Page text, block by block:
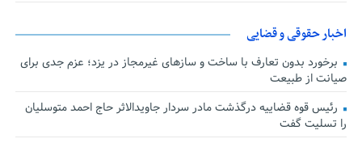
اخبار حقوقی و قضایی
برخورد بدون تعارف با ساخت‌ و سازهای غیرمجاز در یزد؛ عزم جدی برای
صیانت از طبیعت
رئیس قوه قضاییه درگذشت مادر سردار جاویدالاثر حاج احمد متوسلیان
را تسلیت گفت